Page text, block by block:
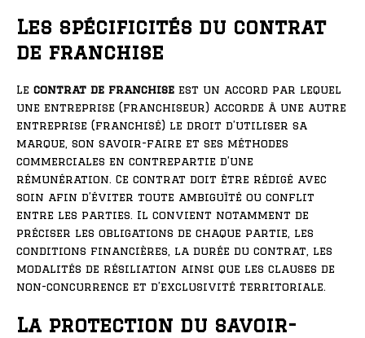
Les spécificités du contrat
de franchise
Le contrat de franchise est un accord par lequel
une entreprise (franchiseur) accorde à une autre
entreprise (franchisé) le droit d’utiliser sa
marque, son savoir-faire et ses méthodes
commerciales en contrepartie d’une
rémunération. Ce contrat doit être rédigé avec
soin afin d’éviter toute ambiguïté ou conflit
entre les parties. Il convient notamment de
préciser les obligations de chaque partie, les
conditions financières, la durée du contrat, les
modalités de résiliation ainsi que les clauses de
non-concurrence et d’exclusivité territoriale.
La protection du savoir-